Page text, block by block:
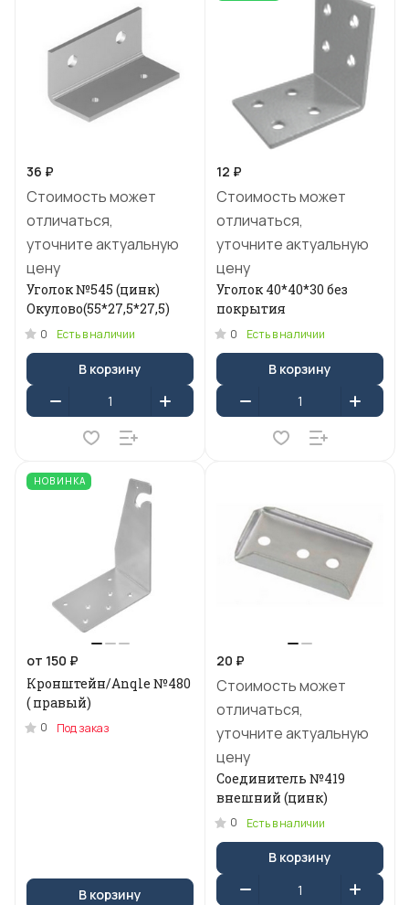
36 ₽
Стоимость может
отличаться,
уточните актуальную
цену
Уголок №545 (цинк)
Окулово(55*27,5*27,5)
0 Есть в наличии
В корзину
12 ₽
Стоимость может
отличаться,
уточните актуальную
цену
Уголок 40*40*30 без
покрытия
0 Есть в наличии
В корзину
НОВИНКА
от 150 ₽
Кронштейн/Anqle №480
( правый)
0 Под заказ
В корзину
20 ₽
Стоимость может
отличаться,
уточните актуальную
цену
Соединитель №419
внешний (цинк)
0 Есть в наличии
В корзину